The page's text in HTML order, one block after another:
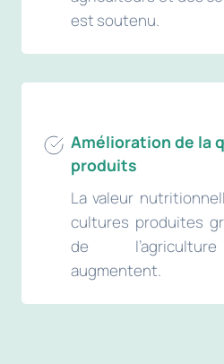
est soutenu.
Amélioration de la
produits
La valeur
cultures produites
de
augmentent.